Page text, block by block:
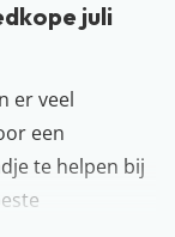
juli
er veel
een
te helpen bij